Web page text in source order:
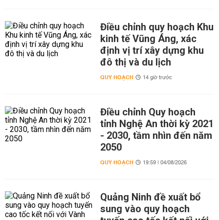
Điều chỉnh quy hoạch Khu
kinh tế Vũng Áng, xác
định vị trí xây dựng khu
đô thị và du lịch
QUY HOẠCH 14 giờ trước
Điều chỉnh Quy hoạch
tỉnh Nghệ An thời kỳ 2021
- 2030, tầm nhìn đến năm
2050
QUY HOẠCH 19:59 | 04/08/2026
Quảng Ninh đề xuất bổ
sung vào quy hoạch